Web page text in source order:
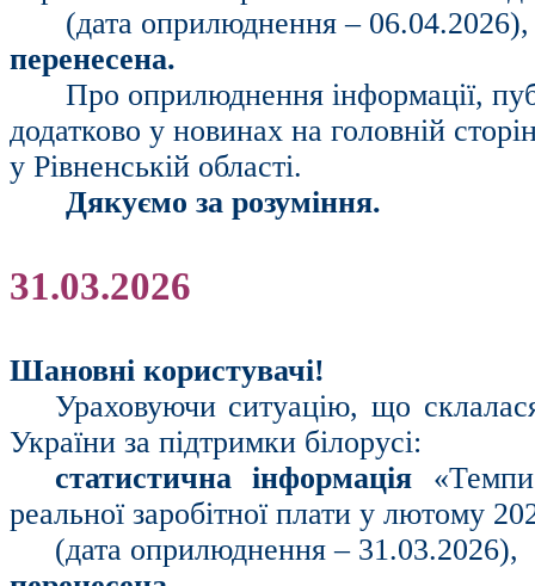
(дата оприлюднення – 06.04.2026),
перенесена.
Про оприлюднення інформації,
додатково у новинах на головній
у Рівненській області.
Дякуємо за розуміння.
31.03.2026
Шановні користувачі!
Ураховуючи ситуацію, що
України за підтримки білорусі:
статистична інформація
реальної заробітної плати у лютому
(дата оприлюднення – 31.03.2026),